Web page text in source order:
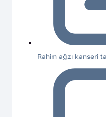
Rahim ağzı kanseri